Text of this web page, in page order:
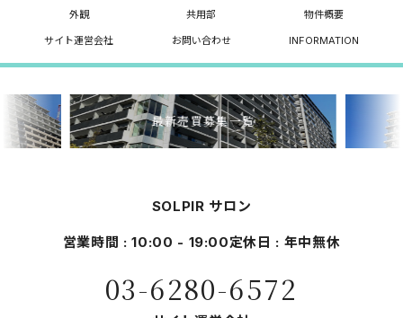
外観 共用部 物件概要
サイト運営会社 お問い合わせ INFORMATION
最新売買募集一覧
SOLPIR サロン
営業時間 : 10:00 - 19:00定休日 : 年中無休
03-6280-6572